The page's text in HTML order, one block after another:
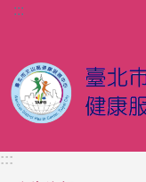
跳到主要內容區塊
:::
:::